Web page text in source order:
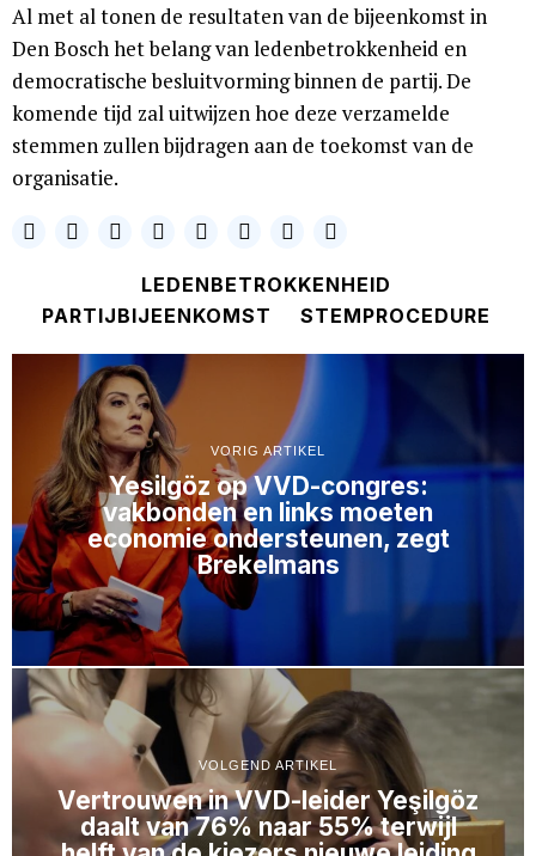
Al met al tonen de resultaten van de bijeenkomst in
Den Bosch het belang van ledenbetrokkenheid en
democratische besluitvorming binnen de partij. De
komende tijd zal uitwijzen hoe deze verzamelde
stemmen zullen bijdragen aan de toekomst van de
organisatie.
LEDENBETROKKENHEID
PARTIJBIJEENKOMST
STEMPROCEDURE
VORIG ARTIKEL
Yesilgöz op VVD-congres:
vakbonden en links moeten
economie ondersteunen, zegt
Brekelmans
VOLGEND ARTIKEL
Vertrouwen in VVD-leider Yeşilgöz
daalt van 76% naar 55% terwijl